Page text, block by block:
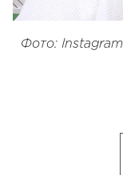
Фото: